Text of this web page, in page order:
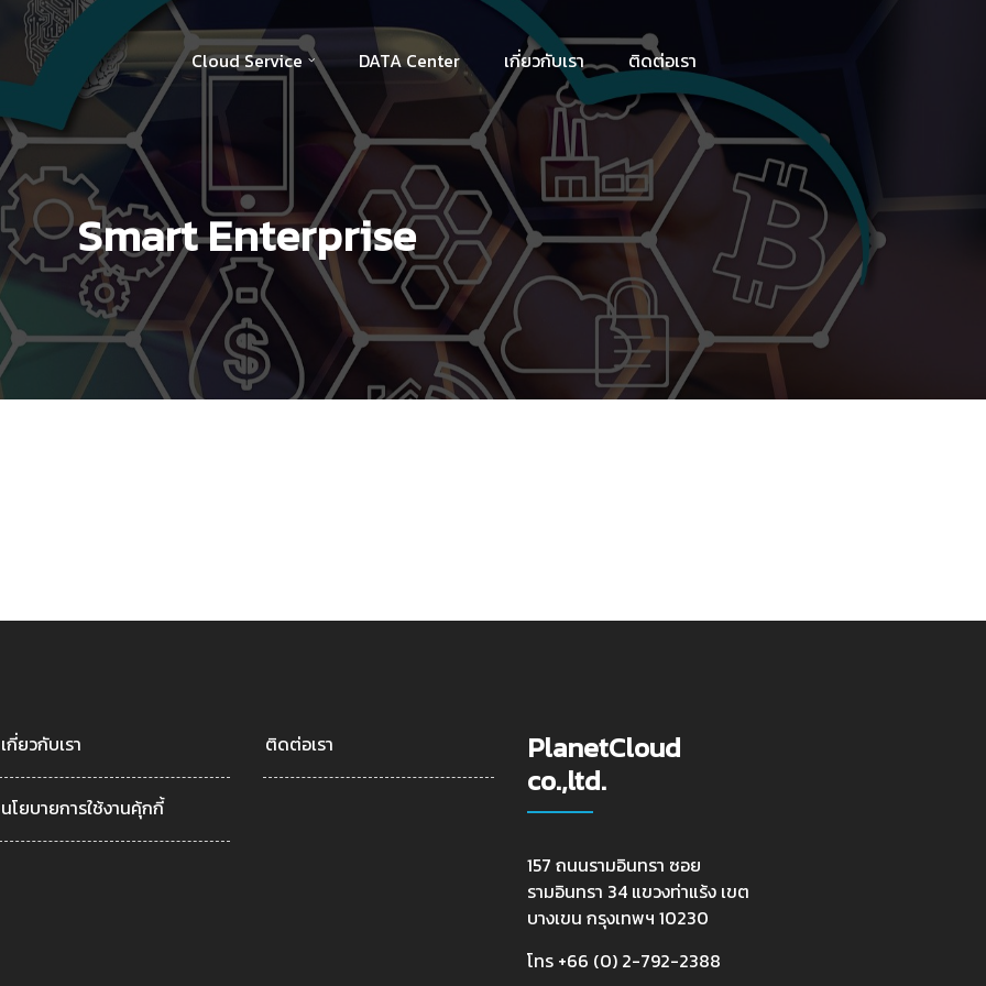
Cloud Service DATA Center เกี่ยวกับเรา ติดต่อเรา
Smart Enterprise
เกี่ยวกับเรา
นโยบายการใช้งานคุ้กกี้
ติดต่อเรา PlanetCloud
co.,ltd.
157 ถนนรามอินทรา ซอย
รามอินทรา 34 แขวงท่าแร้ง เขต
บางเขน กรุงเทพฯ 10230
โทร +66 (0) 2-792-2388